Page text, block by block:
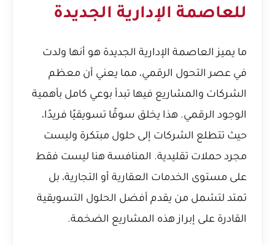
للعاصمة الإدارية الجديدة
ما يميز العاصمة الإدارية الجديدة هو أنها ولدت
في عصر التحول الرقمي، مما يعني أن معظم
الشركات والمشاريع فيها تبدأ بوعي كامل بأهمية
الوجود الرقمي. هذا يخلق سوقًا تسويقيًا فريدًا،
حيث تتطلع الشركات إلى حلول مبتكرة وليست
مجرد حملات تقليدية. المنافسة هنا ليست فقط
على مستوى الخدمات العقارية أو التجارية، بل
تمتد لتشمل من يقدم أفضل الحلول التسويقية
القادرة على إبراز هذه المشاريع الضخمة.